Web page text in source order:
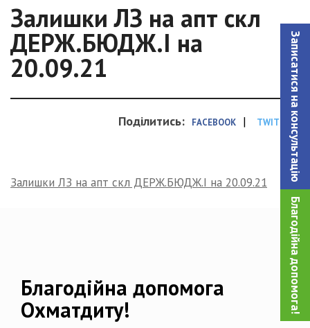
Записатися на консультацiю
Благодійна допомога!
Залишки ЛЗ на апт скл
ДЕРЖ.БЮДЖ.І на
20.09.21
Поділитись: FACEBOOK | TWITTER
Залишки ЛЗ на апт скл ДЕРЖ.БЮДЖ.І на 20.09.21
Благодійна допомога
Охматдиту!